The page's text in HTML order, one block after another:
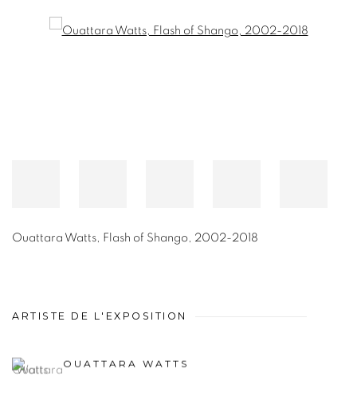
Open a larger version of the following image in a popup:
Ouattara Watts Flash of Shango 2002-2018
ARTISTE DE L'EXPOSITION
OUATTARA WATTS